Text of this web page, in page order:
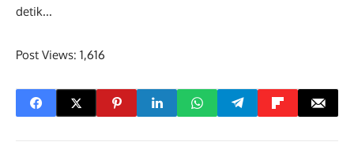
detik...
Post Views: 1,616